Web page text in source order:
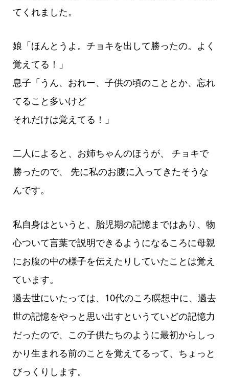
てくれました。
娘「ほんとうよ。チョキを出して勝ったの。よく
覚えてる！」
息子「うん、おれー、子供の頃のこととか、忘れ
てること多いけど
それだけは覚えてる！」
二人によると、お姉ちゃんのほうが、 チョキで
勝ったので、 先に私のお腹に入ってきたそうな
んです。
私自身はというと、胎児期の記憶まではあり、物
心ついて言葉で説明できるようになるころに母親
にお腹の中の様子を伝えたりしていたことは覚え
ています。
過去世にいたっては、10代のころ瞑想中に、過去
世の記憶をやっと思い出すというていどの記憶力
だったので、この子供たちのように最初からしっ
かり生まれる前のことを覚えてるって、ちょっと
びっくりします。